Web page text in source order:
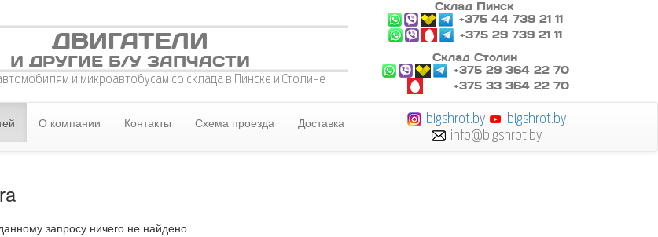
ДВИГАТЕЛИ
И ДРУГИЕ Б/У ЗАПЧАСТИ
и микроавтобусам со склада в Пинске и Столине
Склад Пинск
+375 44 739 21 11
+375 29 739 21 11
Склад Столин
+375 29 364 22 70
+375 33 364 22 70
О компании Контакты Схема проезда Доставка bigshrot.by
bigshrot.by
info@bigshrot.by
запросу ничего не найдено